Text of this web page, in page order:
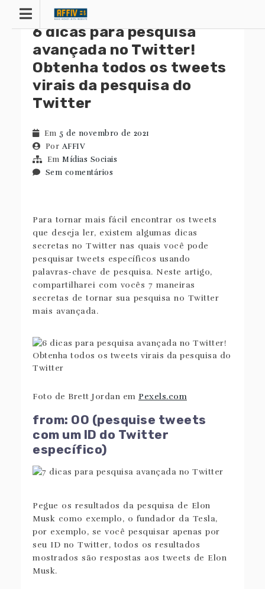
Saltar
para
o
6 dicas para pesquisa
avançada no Twitter!
Obtenha todos os tweets
virais da pesquisa do
Twitter
Em 5 de novembro de 2021
Por AFFIV
Em Mídias Sociais
Sem comentários
Para tornar mais fácil encontrar os tweets
que deseja ler, existem algumas dicas
secretas no Twitter nas quais você pode
pesquisar tweets específicos usando
palavras-chave de pesquisa. Neste artigo,
compartilharei com vocês 7 maneiras
secretas de tornar sua pesquisa no Twitter
mais avançada.
Foto de Brett Jordan em Pexels.com
from: OO (pesquise tweets
com um ID do Twitter
específico)
Pegue os resultados da pesquisa de Elon
Musk como exemplo, o fundador da Tesla,
por exemplo, se você pesquisar apenas por
seu ID no Twitter, todos os resultados
mostrados são respostas aos tweets de Elon
Musk.